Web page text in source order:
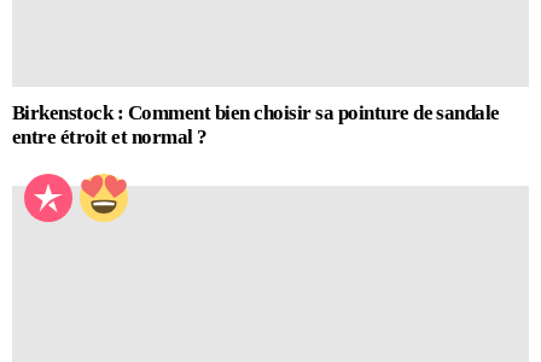
Birkenstock : Comment bien choisir sa pointure de sandale
entre étroit et normal ?